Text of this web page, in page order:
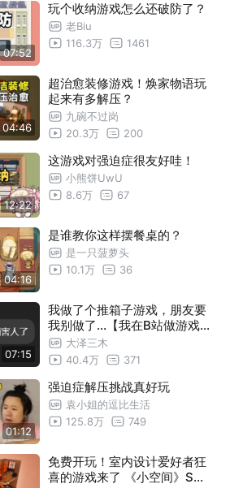
07:52
玩个收纳游戏怎么还破防了？
老Biu
116.3万
1461
04:46
超治愈装修游戏！焕家物语玩
起来有多解压？
九碗不过岗
20.3万
200
12:22
这游戏对强迫症很友好哇！
小熊饼UwU
8.6万
67
04:16
是谁教你这样摆餐桌的？
是一只菠萝头
10.1万
36
07:15
我做了个推箱子游戏，朋友要
我别做了...【我在B站做游戏-
玩法设计赛道】
大泽三木
40.4万
371
01:12
强迫症解压挑战真好玩
袁小姐的逗比生活
125.8万
749
免费开玩！室内设计爱好者狂
喜的游戏来了 《小空间》Sm